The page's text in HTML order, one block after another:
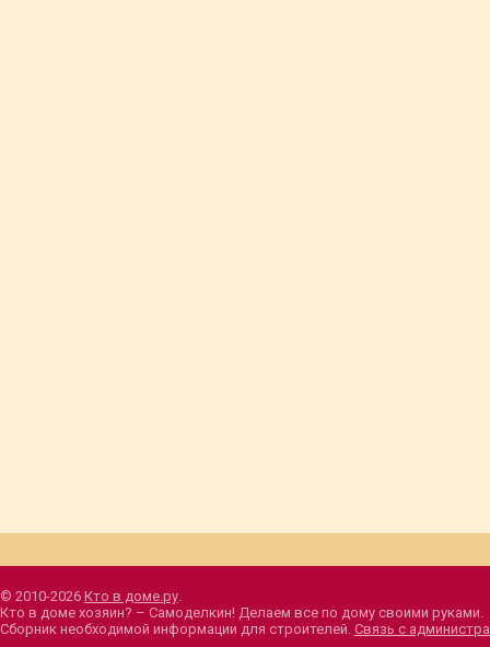
© 2010-2026 Кто в доме.ру.
Кто в доме хозяин? – Самоделкин! Делаем все по дому своими руками.
Сборник необходимой информации для строителей. Связь с